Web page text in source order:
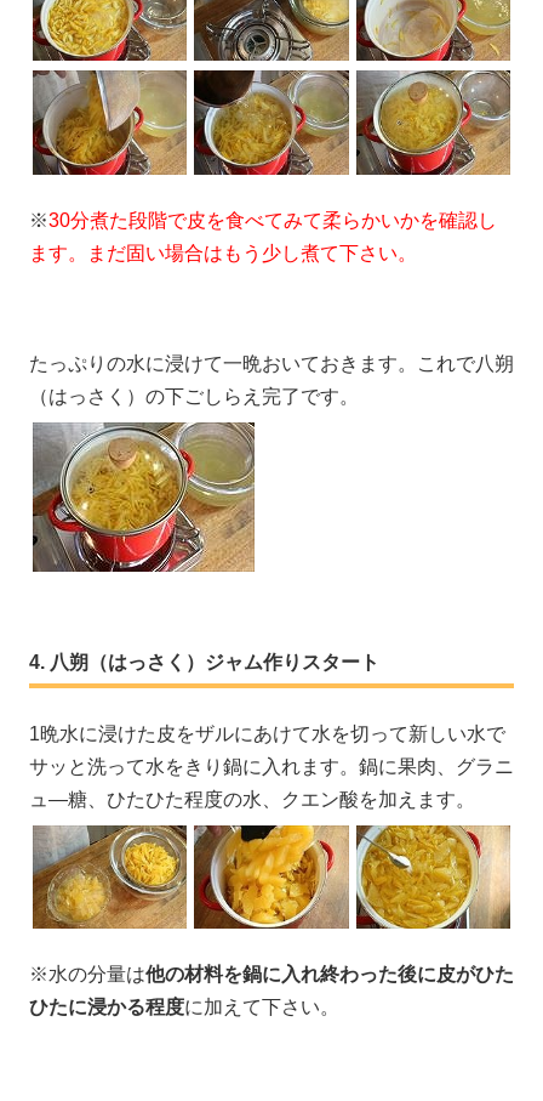
※30分煮た段階で皮を食べてみて柔らかいかを確認し
ます。まだ固い場合はもう少し煮て下さい。
たっぷりの水に浸けて一晩おいておきます。これで八朔
（はっさく）の下ごしらえ完了です。
八朔（はっさく）ジャム作りスタート
1晩水に浸けた皮をザルにあけて水を切って新しい水で
サッと洗って水をきり鍋に入れます。鍋に果肉、グラニ
ュ―糖、ひたひた程度の水、クエン酸を加えます。
※水の分量は他の材料を鍋に入れ終わった後に皮がひた
ひたに浸かる程度に加えて下さい。